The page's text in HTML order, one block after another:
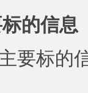
的信息
要标